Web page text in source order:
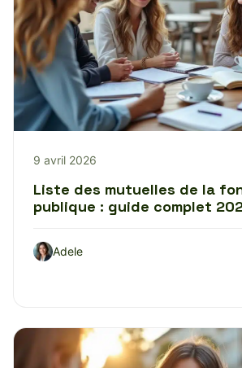
9 avril 2026
Liste des mutuelles de la
publique : guide complet
Adele